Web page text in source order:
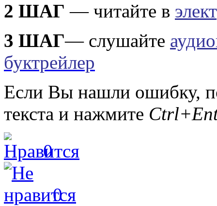
2 ШАГ — читайте в
3 ШАГ— слушайте
буктрейлер
Если Вы нашли ошибку,
текста и нажмите
0
0